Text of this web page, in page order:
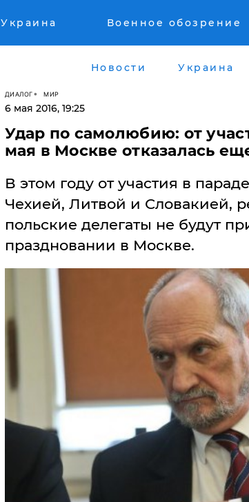
Украина Военное обозрение
Новости Украина
ДИАЛОГ МИР
6 мая 2016, 19:25
Удар по самолюбию: от
мая в Москве отказалась
В этом году от участия в
Чехией, Литвой и Словакией,
польские делегаты не будут
праздновании в Москве.